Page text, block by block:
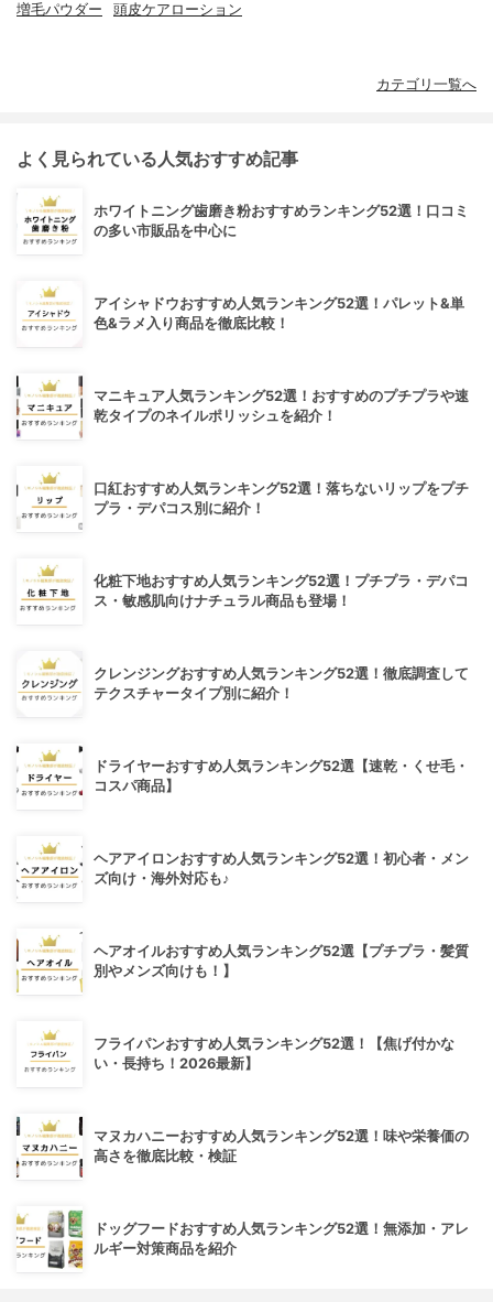
増毛パウダー 頭皮ケアローション
カテゴリ一覧へ
よく見られている人気おすすめ記事
ホワイトニング歯磨き粉おすすめランキング52選！口コミ
の多い市販品を中心に
アイシャドウおすすめ人気ランキング52選！パレット&単
色&ラメ入り商品を徹底比較！
マニキュア人気ランキング52選！おすすめのプチプラや速
乾タイプのネイルポリッシュを紹介！
口紅おすすめ人気ランキング52選！落ちないリップをプチ
プラ・デパコス別に紹介！
化粧下地おすすめ人気ランキング52選！プチプラ・デパコ
ス・敏感肌向けナチュラル商品も登場！
クレンジングおすすめ人気ランキング52選！徹底調査して
テクスチャータイプ別に紹介！
ドライヤーおすすめ人気ランキング52選【速乾・くせ毛・
コスパ商品】
ヘアアイロンおすすめ人気ランキング52選！初心者・メン
ズ向け・海外対応も♪
ヘアオイルおすすめ人気ランキング52選【プチプラ・髪質
別やメンズ向けも！】
フライパンおすすめ人気ランキング52選！【焦げ付かな
い・長持ち！2026最新】
マヌカハニーおすすめ人気ランキング52選！味や栄養価の
高さを徹底比較・検証
ドッグフードおすすめ人気ランキング52選！無添加・アレ
ルギー対策商品を紹介